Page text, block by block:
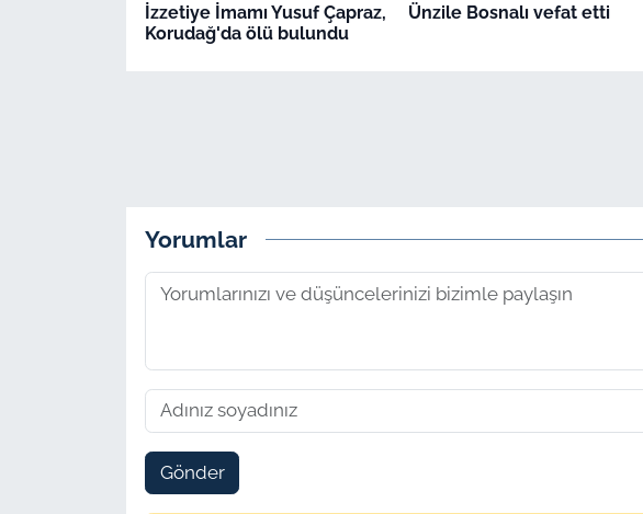
İzzetiye İmamı Yusuf Çapraz,
Korudağ'da ölü bulundu
Ünzile Bosnalı vefat etti
Yorumlar
Gönder